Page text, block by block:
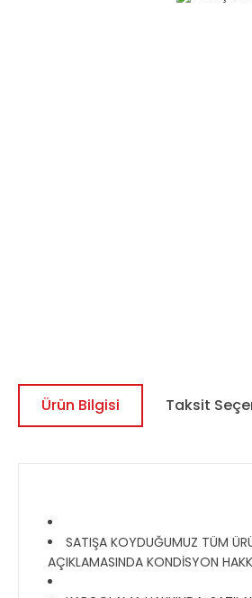
Ürün Bilgisi Taksit
SATIŞA KOYDUĞUMUZ TÜM
AÇIKLAMASINDA KONDİSYON